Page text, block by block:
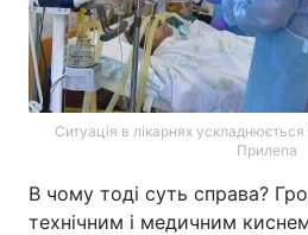
Ситуація в лікарнях
Прилепа
В чому тоді суть справа?
технічним і медичним